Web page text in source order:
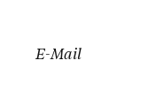
E-Mail